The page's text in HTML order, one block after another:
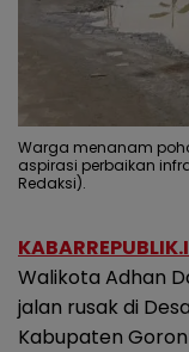
Warga menanam
aspirasi perbaikan
Redaksi).
Walikota Adhan
jalan rusak di
Kabupaten